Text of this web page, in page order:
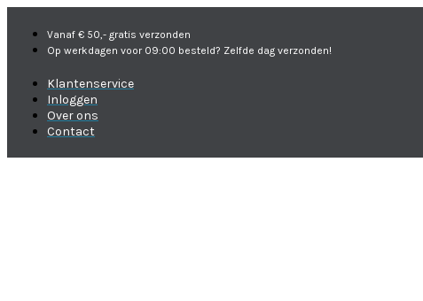
Vanaf € 50,- gratis verzonden
Op werkdagen voor 09:00 besteld? Zelfde dag verzonden!
Klantenservice
Inloggen
Over ons
Contact